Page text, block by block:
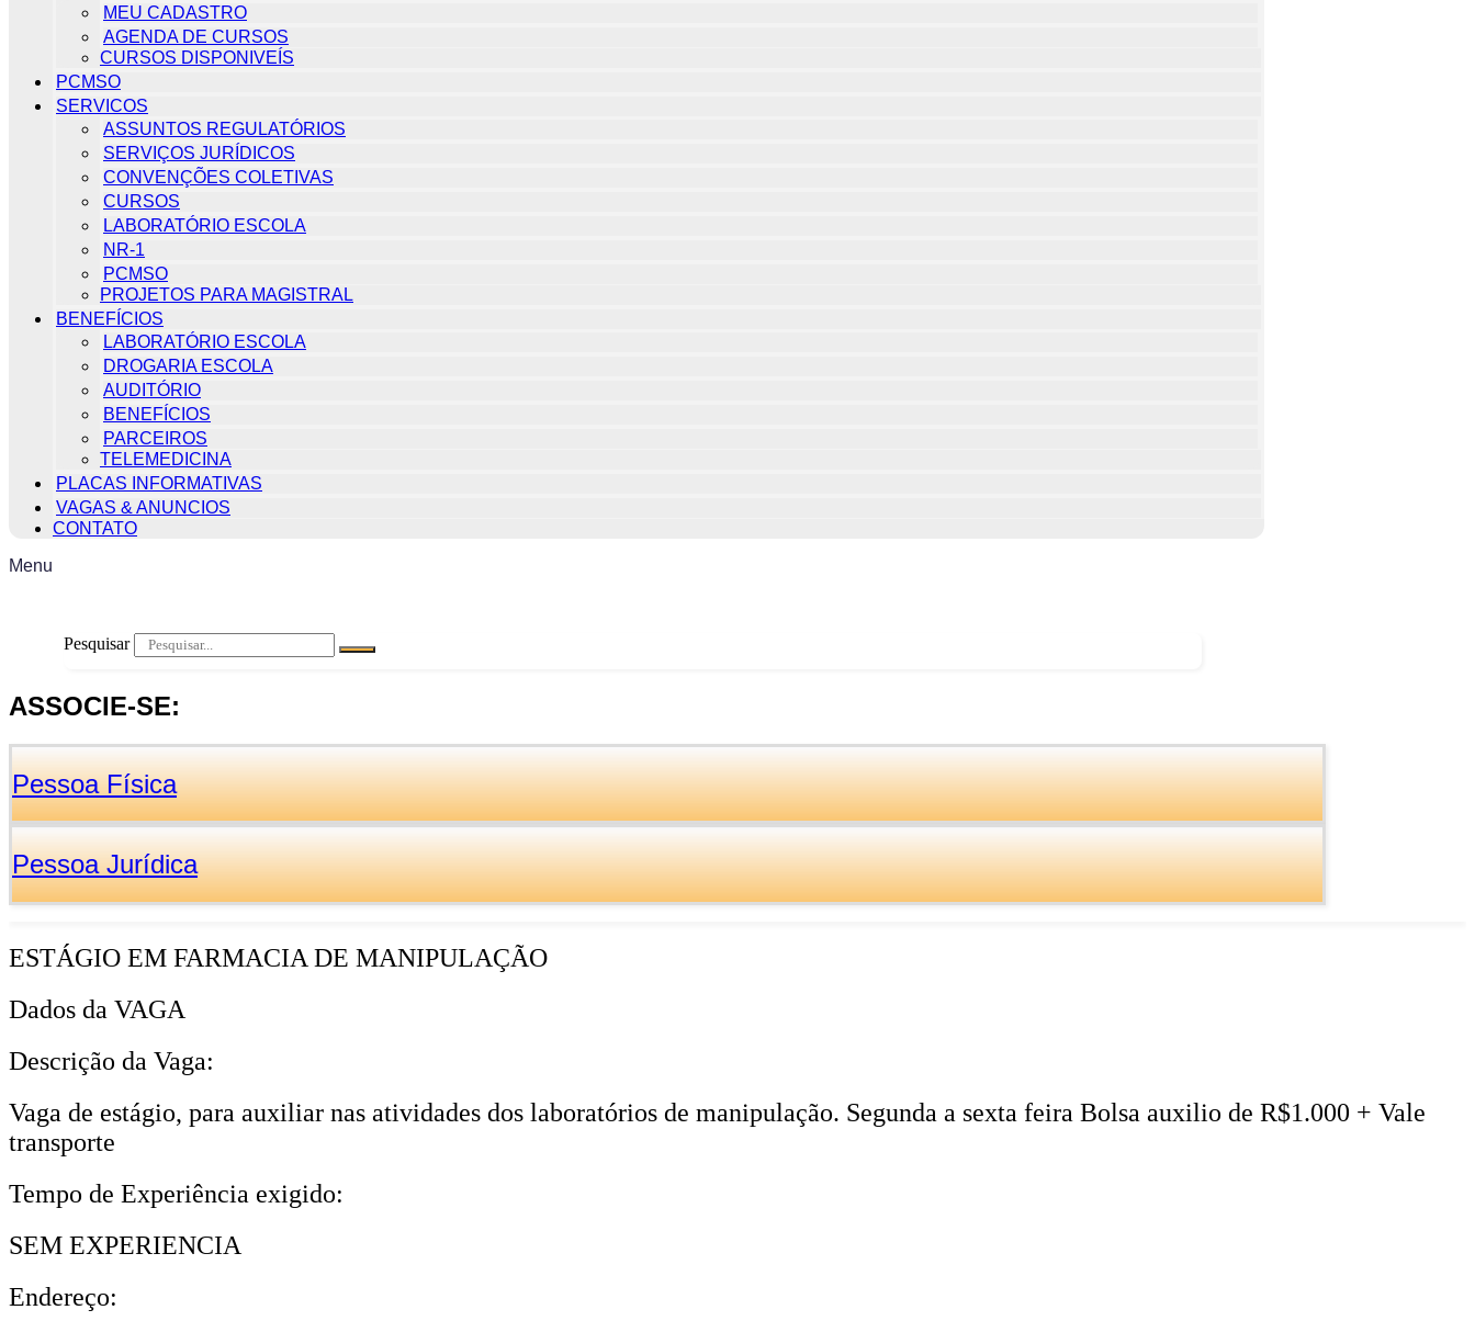
MEU CADASTRO
AGENDA DE CURSOS
CURSOS DISPONIVEÍS
PCMSO
SERVICOS
ASSUNTOS REGULATÓRIOS
SERVIÇOS JURÍDICOS
CONVENÇÕES COLETIVAS
CURSOS
LABORATÓRIO ESCOLA
NR-1
PCMSO
PROJETOS PARA MAGISTRAL
BENEFÍCIOS
LABORATÓRIO ESCOLA
DROGARIA ESCOLA
AUDITÓRIO
BENEFÍCIOS
PARCEIROS
TELEMEDICINA
PLACAS INFORMATIVAS
VAGAS & ANUNCIOS
CONTATO
Menu
Pesquisar
ASSOCIE-SE:
Pessoa Física
Pessoa Jurídica
ESTÁGIO EM FARMACIA DE MANIPULAÇÃO
Dados da VAGA
Descrição da Vaga:
Vaga de estágio, para auxiliar nas atividades dos laboratórios de manipulação. Segunda a sexta feira Bolsa auxilio de R$1.000 + Vale
transporte
Tempo de Experiência exigido:
SEM EXPERIENCIA
Endereço: